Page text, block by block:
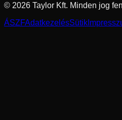
© 2026 Taylor Kft. Minden jog
ÁSZFAdatkezelésSütik